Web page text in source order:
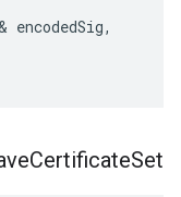
encodedSig,
CertificateSet